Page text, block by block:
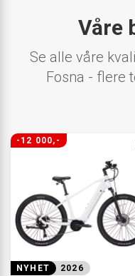
Våre
Se alle våre
Fosna - flere
-12 000,-
NYHET
2026